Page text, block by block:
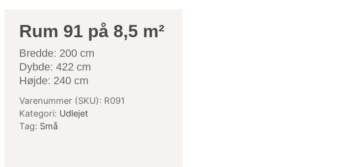
Rum 91 på 8,5 m²
Bredde: 200 cm
Dybde: 422 cm
Højde: 240 cm
Varenummer (SKU): R091
Kategori: Udlejet
Tag: Små